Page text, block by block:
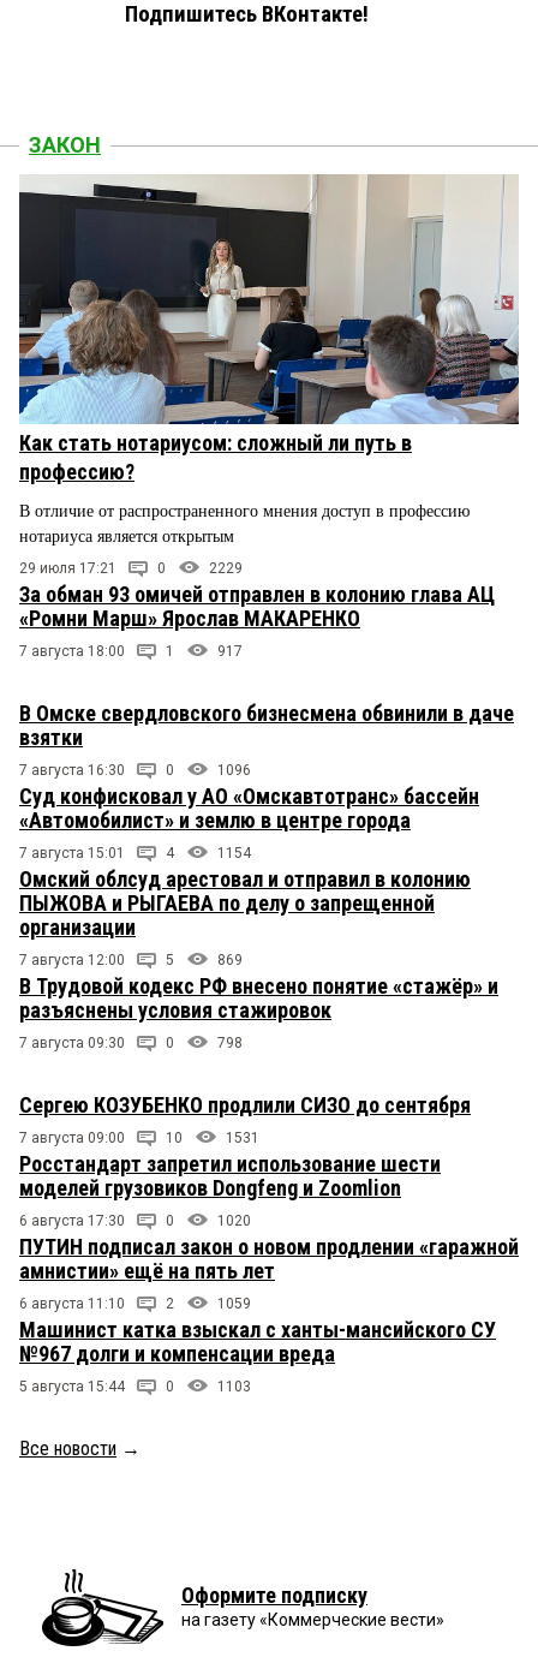
Подпишитесь ВКонтакте!
ЗАКОН
Как стать нотариусом: сложный ли путь в
профессию?
В отличие от распространенного мнения доступ в профессию
нотариуса является открытым
29 июля 17:21 0 2229
За обман 93 омичей отправлен в колонию глава АЦ
«Ромни Марш» Ярослав МАКАРЕНКО
7 августа 18:00 1 917
В Омске свердловского бизнесмена обвинили в даче
взятки
7 августа 16:30 0 1096
Суд конфисковал у АО «Омскавтотранс» бассейн
«Автомобилист» и землю в центре города
7 августа 15:01 4 1154
Омский облсуд арестовал и отправил в колонию
ПЫЖОВА и РЫГАЕВА по делу о запрещенной
организации
7 августа 12:00 5 869
В Трудовой кодекс РФ внесено понятие «стажёр» и
разъяснены условия стажировок
7 августа 09:30 0 798
Сергею КОЗУБЕНКО продлили СИЗО до сентября
7 августа 09:00 10 1531
Росстандарт запретил использование шести
моделей грузовиков Dongfeng и Zoomlion
6 августа 17:30 0 1020
ПУТИН подписал закон о новом продлении «гаражной
амнистии» ещё на пять лет
6 августа 11:10 2 1059
Машинист катка взыскал с ханты-мансийского СУ
№967 долги и компенсации вреда
5 августа 15:44 0 1103
Все новости →
Оформите подписку
на газету «Коммерческие вести»